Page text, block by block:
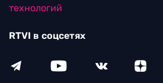
технологий
RTVI в соцсетях